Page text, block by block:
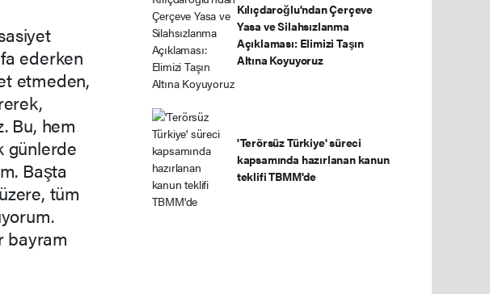
ederken
etmeden,
Bu, hem
günlerde
Başta
tüm
bayram
Kılıçdaroğlu'ndan Çerçeve
Yasa ve Silahsızlanma
Açıklaması: Elimizi Taşın
Altına Koyuyoruz
'Terörsüz Türkiye' süreci
kapsamında hazırlanan kanun
teklifi TBMM'de